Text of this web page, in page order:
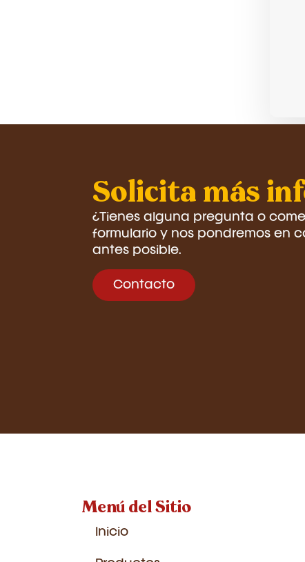
Solicita más
¿Tienes alguna pregunta o
formulario y nos pondremos en
antes posible.
Contacto
Menú del Sitio
Inicio